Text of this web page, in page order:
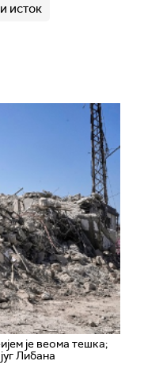
исток
је веома тешка;
Либана